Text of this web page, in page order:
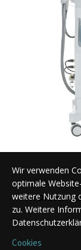
AQUAFACIAL GERÄTE,
Wir verwenden
optimale
weitere Nutzung
zu. Weitere
Cookies